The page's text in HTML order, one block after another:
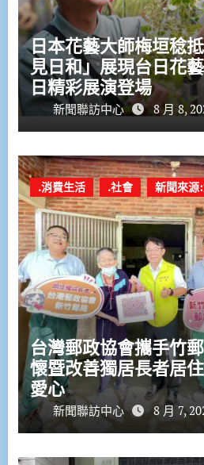
日本花藝大師梅垣稔
見日和」展現台日花
日精彩展演登場
新聞聯訪中心 8 月 8,
.消費生活 .社會 新聞來源
台灣郵政協會攜手竹
懷暨改善獨居長者居
愛心
新聞聯訪中心 8 月 7,